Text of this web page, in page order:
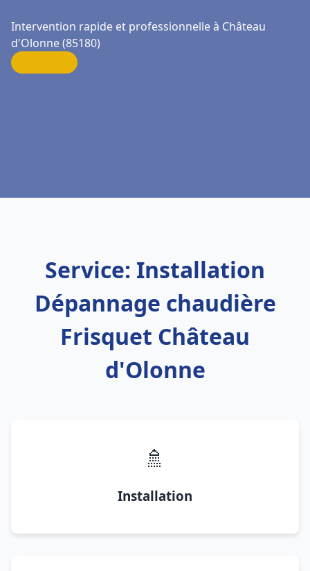
Intervention rapide et professionnelle à Château
d'Olonne (85180)
Service: Installation
Dépannage chaudière
Frisquet Château
d'Olonne
🚿
Installation